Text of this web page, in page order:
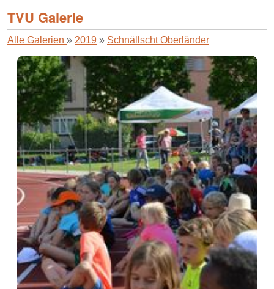
Anlässe
Verein
Bilder
TVU Galerie
Alle Galerien » 2019 » Schnällscht Oberländer